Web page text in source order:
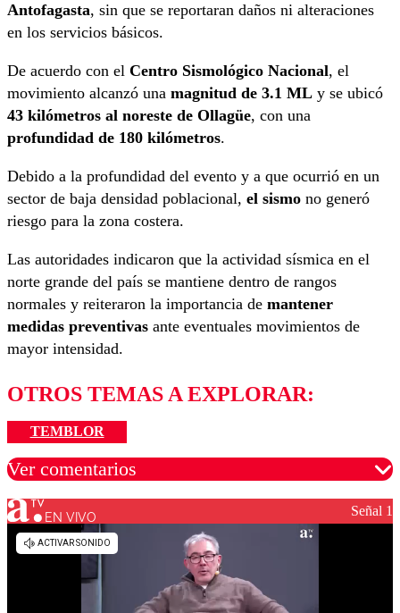
Antofagasta, sin que se reportaran daños ni alteraciones
en los servicios básicos.
De acuerdo con el Centro Sismológico Nacional, el
movimiento alcanzó una magnitud de 3.1 ML y se ubicó
43 kilómetros al noreste de Ollagüe, con una
profundidad de 180 kilómetros.
Debido a la profundidad del evento y a que ocurrió en un
sector de baja densidad poblacional, el sismo no generó
riesgo para la zona costera.
Las autoridades indicaron que la actividad sísmica en el
norte grande del país se mantiene dentro de rangos
normales y reiteraron la importancia de mantener
medidas preventivas ante eventuales movimientos de
mayor intensidad.
OTROS TEMAS A EXPLORAR:
TEMBLOR
Ver comentarios
Los comentarios son moderados para garantizar un
diálogo respetuoso.
EN VIVO Señal 1